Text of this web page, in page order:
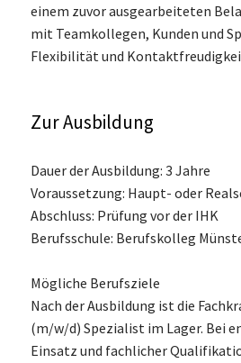
einem zuvor ausgearbeiteten
mit Teamkollegen, Kunden und
Flexibilität und
Zur Ausbildung
Dauer der Ausbildung: 3 Jahre
Voraussetzung: Haupt- oder
Abschluss: Prüfung vor der IHK
Berufsschule: Berufskolleg
Mögliche Berufsziele
Nach der Ausbildung ist die
(m/w/d) Spezialist im Lager. Bei
Einsatz und fachlicher